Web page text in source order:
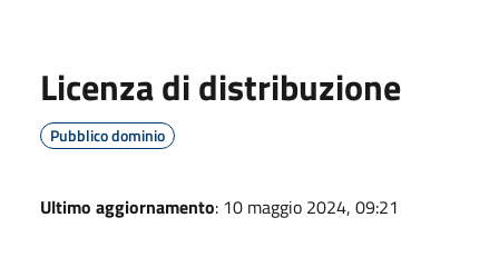
Licenza di distribuzione
Pubblico dominio
Ultimo aggiornamento: 10 maggio 2024, 09:21